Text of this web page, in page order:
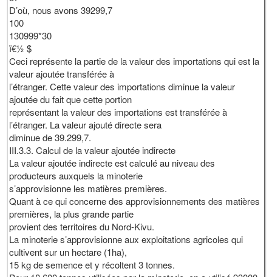
D’où, nous avons 39299,7
100
130999*30
ï€½ $
Ceci représente la partie de la valeur des importations qui est la
valeur ajoutée transférée à
l’étranger. Cette valeur des importations diminue la valeur
ajoutée du fait que cette portion
représentant la valeur des importations est transférée à
l’étranger. La valeur ajouté directe sera
diminue de 39.299,7.
III.3.3. Calcul de la valeur ajoutée indirecte
La valeur ajoutée indirecte est calculé au niveau des
producteurs auxquels la minoterie
s’approvisionne les matières premières.
Quant à ce qui concerne des approvisionnements des matières
premières, la plus grande partie
provient des territoires du Nord-Kivu.
La minoterie s’approvisionne aux exploitations agricoles qui
cultivent sur un hectare (1ha),
15 kg de semence et y récoltent 3 tonnes.